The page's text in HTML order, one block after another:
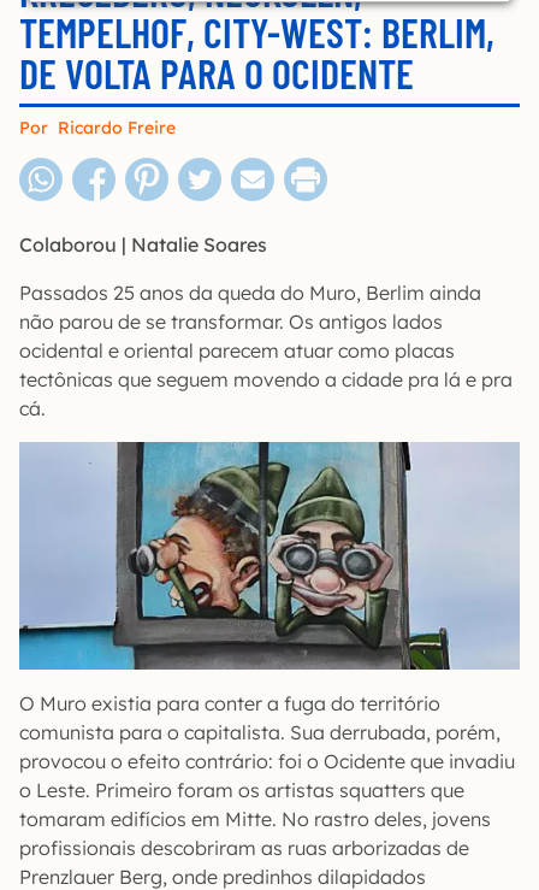
TEMPELHOF, CITY-WEST: BERLIM,
DE VOLTA PARA O OCIDENTE
Por Ricardo Freire
Colaborou | Natalie Soares
Passados 25 anos da queda do Muro, Berlim ainda
não parou de se transformar. Os antigos lados
ocidental e oriental parecem atuar como placas
tectônicas que seguem movendo a cidade pra lá e pra
cá.
O Muro existia para conter a fuga do território
comunista para o capitalista. Sua derrubada, porém,
provocou o efeito contrário: foi o Ocidente que invadiu
o Leste. Primeiro foram os artistas squatters que
tomaram edifícios em Mitte. No rastro deles, jovens
profissionais descobriram as ruas arborizadas de
Prenzlauer Berg, onde predinhos dilapidados